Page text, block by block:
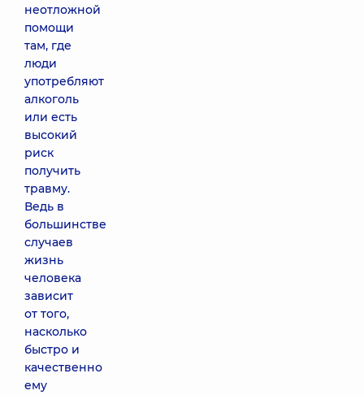
неотложной
помощи
там, где
люди
употребляют
алкоголь
или есть
высокий
риск
получить
травму.
Ведь в
большинстве
случаев
жизнь
человека
зависит
от того,
насколько
быстро и
качественно
ему